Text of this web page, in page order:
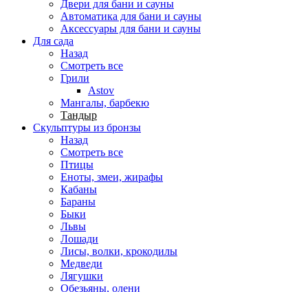
Двери для бани и сауны
Автоматика для бани и сауны
Аксессуары для бани и сауны
Для сада
Назад
Смотреть все
Грили
Astov
Мангалы, барбекю
Тандыр
Скульптуры из бронзы
Назад
Смотреть все
Птицы
Еноты, змеи, жирафы
Кабаны
Бараны
Быки
Львы
Лошади
Лисы, волки, крокодилы
Медведи
Лягушки
Обезьяны, олени